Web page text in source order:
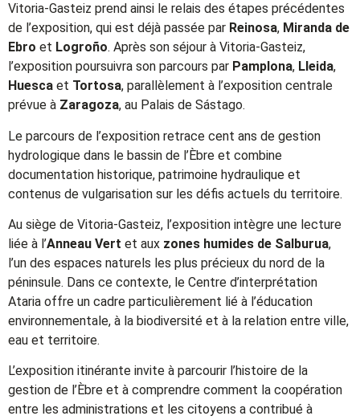
Vitoria-Gasteiz prend ainsi le relais des étapes précédentes
de l’exposition, qui est déjà passée par Reinosa, Miranda de
Ebro et Logroño. Après son séjour à Vitoria-Gasteiz,
l’exposition poursuivra son parcours par Pamplona, Lleida,
Huesca et Tortosa, parallèlement à l’exposition centrale
prévue à Zaragoza, au Palais de Sástago.
Le parcours de l’exposition retrace cent ans de gestion
hydrologique dans le bassin de l’Èbre et combine
documentation historique, patrimoine hydraulique et
contenus de vulgarisation sur les défis actuels du territoire.
Au siège de Vitoria-Gasteiz, l’exposition intègre une lecture
liée à l’Anneau Vert et aux zones humides de Salburua,
l’un des espaces naturels les plus précieux du nord de la
péninsule. Dans ce contexte, le Centre d’interprétation
Ataria offre un cadre particulièrement lié à l’éducation
environnementale, à la biodiversité et à la relation entre ville,
eau et territoire.
L’exposition itinérante invite à parcourir l’histoire de la
gestion de l’Èbre et à comprendre comment la coopération
entre les administrations et les citoyens a contribué à